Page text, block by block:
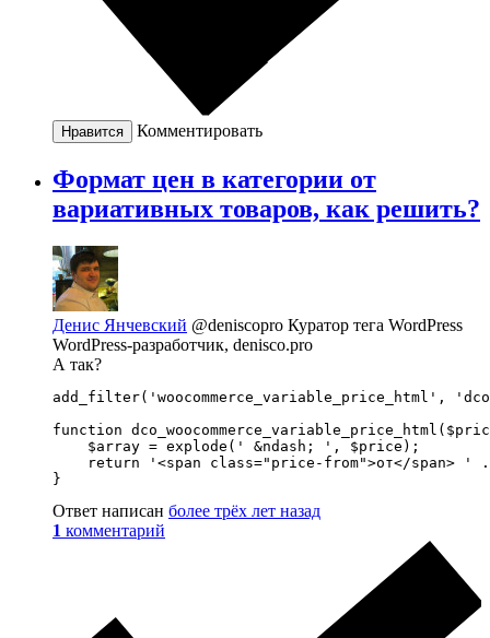
Нравится Комментировать
Формат цен в категории от
вариативных товаров, как решить?
Денис Янчевский @deniscopro Куратор тега WordPress
WordPress-разработчик, denisco.pro
А так?
add_filter('woocommerce_variable_price_html',
function
    $array = explode(' &ndash; ', $price);
return '<span class="price-from">от</span> '
}
Ответ написан более трёх лет назад
1 комментарий